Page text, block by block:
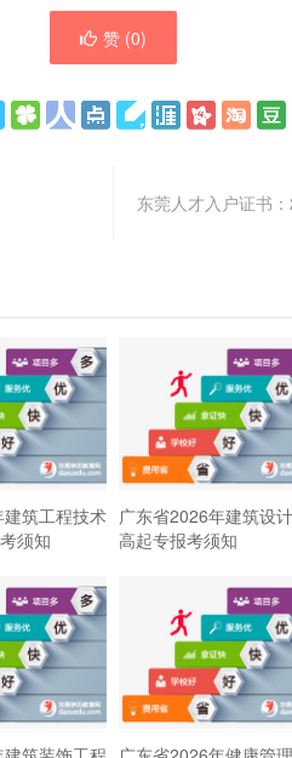
赞 (0)
东莞人才入户证书
筑工程技术
须知
广东省2026年建筑设
高起专报考须知